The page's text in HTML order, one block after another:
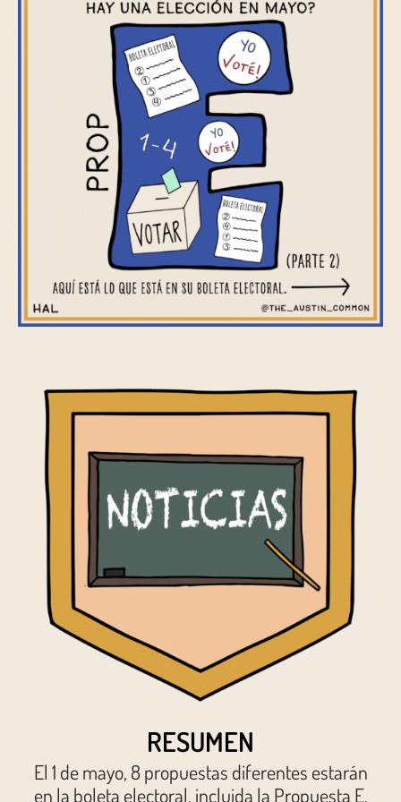
RESUMEN
El 1 de mayo, 8 propuestas diferentes estarán
en la boleta electoral, incluida la Propuesta E,